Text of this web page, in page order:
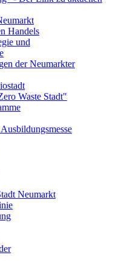
Handels
und
der Neumarkter
Waste Stadt"
Neumarkt